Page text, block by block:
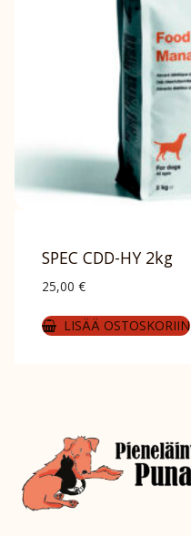
SPEC CDD-HY 2kg
25,00 €
LISÄÄ OSTOSKORIIN